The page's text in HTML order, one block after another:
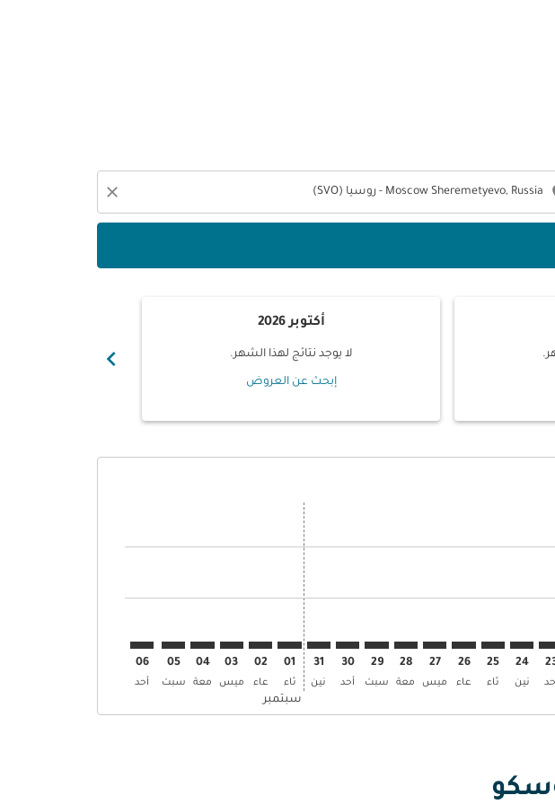
close
أكتوبر 2026
لا يوجد نتائج لهذا الشهر.
إبحث عن العروض
chevron_right
24
نين
BAH–SVO: cmp-view-offers-disclaimer. إبحث عن العروض
25
ثاء
BAH–SVO: cmp-view-offers-disclaimer. إبحث عن العروض
26
عاء
BAH–SVO: cmp-view-offers-disclaimer. إبحث عن العروض
27
ميس
BAH–SVO: cmp-view-offers-disclaimer. إبحث عن العروض
28
معة
BAH–SVO: cmp-view-offers-disclaimer. إبحث عن العروض
29
سبت
BAH–SVO: cmp-view-offers-disclaimer. إبحث عن العروض
30
أحد
BAH–SVO: cmp-view-offers-disclaimer. إبحث عن العروض
31
نين
01
ثاء
سبتمبر
02
عاء
03
ميس
04
معة
05
سبت
06
أحد